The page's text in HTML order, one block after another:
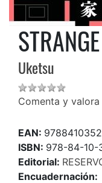
Uketsu
Comenta y
EAN:
ISBN: 978-84-10-
Editorial:
Encuadernación: